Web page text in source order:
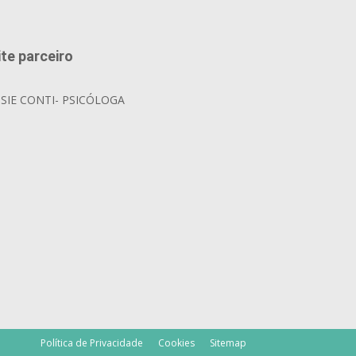
parceiro
CONTI- PSICÓLOGA
Política de Privacidade Cookies Sitemap